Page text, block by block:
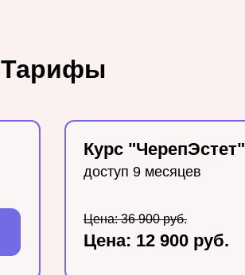
Тарифы
Курс "ЧерепЭстет"
Цена: 12 900 руб.
Цена: 36 900 руб.
доступ 9 месяцев